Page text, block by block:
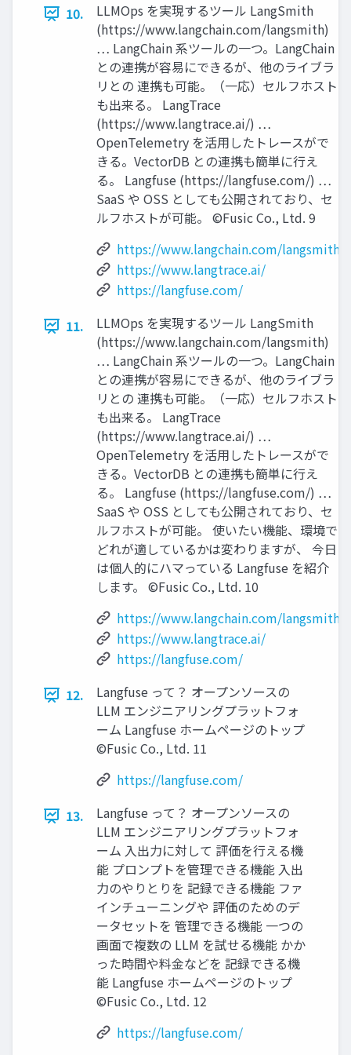
10.
LLMOps を実現するツール LangSmith
(https://www.langchain.com/langsmith)
… LangChain 系ツールの一つ。LangChain
との連携が容易にできるが、他のライブラ
リとの 連携も可能。（一応）セルフホスト
も出来る。 LangTrace
(https://www.langtrace.ai/) …
OpenTelemetry を活用したトレースがで
きる。VectorDB との連携も簡単に行え
る。 Langfuse (https://langfuse.com/) …
SaaS や OSS としても公開されており、セ
ルフホストが可能。 ©Fusic Co., Ltd. 9
https://www.langchain.com/langsmith
https://www.langtrace.ai/
https://langfuse.com/
11.
LLMOps を実現するツール LangSmith
(https://www.langchain.com/langsmith)
… LangChain 系ツールの一つ。LangChain
との連携が容易にできるが、他のライブラ
リとの 連携も可能。（一応）セルフホスト
も出来る。 LangTrace
(https://www.langtrace.ai/) …
OpenTelemetry を活用したトレースがで
きる。VectorDB との連携も簡単に行え
る。 Langfuse (https://langfuse.com/) …
SaaS や OSS としても公開されており、セ
ルフホストが可能。 使いたい機能、環境で
どれが適しているかは変わりますが、 今日
は個人的にハマっている Langfuse を紹介
します。 ©Fusic Co., Ltd. 10
https://www.langchain.com/langsmith
https://www.langtrace.ai/
https://langfuse.com/
12.
Langfuse って？ オープンソースの
LLM エンジニアリングプラットフォ
ーム Langfuse ホームページのトップ
©Fusic Co., Ltd. 11
https://langfuse.com/
13.
Langfuse って？ オープンソースの
LLM エンジニアリングプラットフォ
ーム 入出力に対して 評価を行える機
能 プロンプトを管理できる機能 入出
力のやりとりを 記録できる機能 ファ
インチューニングや 評価のためのデ
ータセットを 管理できる機能 一つの
画面で複数の LLM を試せる機能 かか
った時間や料金などを 記録できる機
能 Langfuse ホームページのトップ
©Fusic Co., Ltd. 12
https://langfuse.com/